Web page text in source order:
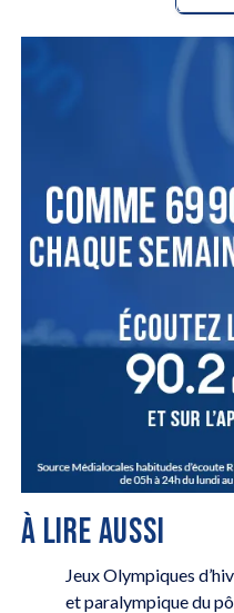
À LIRE AUSSI
Jeux Olympiques
et paralympique du